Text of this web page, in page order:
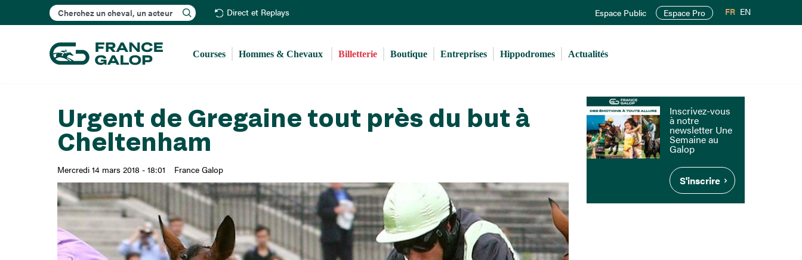
au
principal
Rechercher Direct et Replays Espace Public Espace Pro FR EN
Courses Hommes & Chevaux Billetterie Boutique Entreprises Hippodromes Actualités
Urgent de Gregaine tout près du but à
Cheltenham
Mercredi 14 mars 2018 - 18:01 France Galop
Inscrivez-vous
à notre
newsletter Une
Semaine au
Galop
S'inscrire